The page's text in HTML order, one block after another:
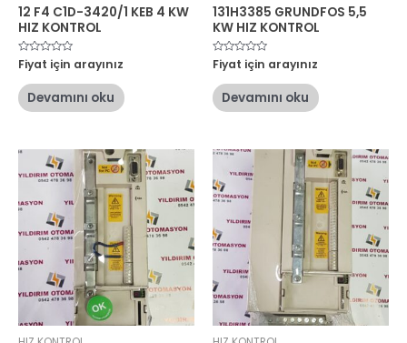
12 F4 C1D-3420/1 KEB 4 KW
HIZ KONTROL
5
üzerinden
oy
aldı
Fiyat için arayınız
Devamını oku
131H3385 GRUNDFOS 5,5
KW HIZ KONTROL
5
üzerinden
oy
aldı
Fiyat için arayınız
Devamını oku